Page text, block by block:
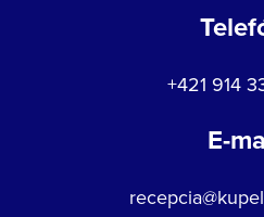
+421 914
E-